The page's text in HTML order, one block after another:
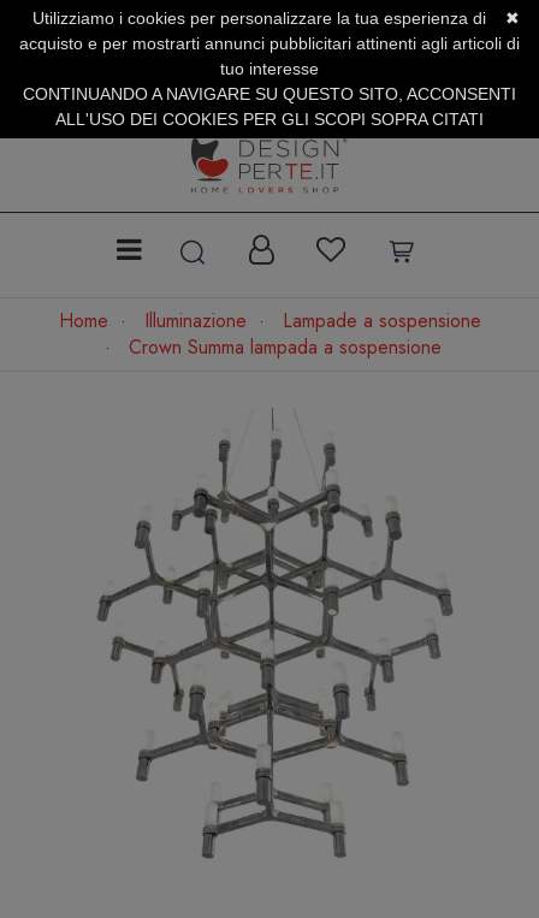
SERVIZIO CLIENTI +39.0773.470.562
SUMMER SALES | Fino al 40% di Sconto
Home Illuminazione
Lampade a sospensione
Crown Summa lampada a sospensione
✖
Utilizziamo i cookies per personalizzare la tua esperienza di
acquisto e per mostrarti annunci pubblicitari attinenti agli articoli di
tuo interesse
CONTINUANDO A NAVIGARE SU QUESTO SITO, ACCONSENTI
ALL'USO DEI COOKIES PER GLI SCOPI SOPRA CITATI